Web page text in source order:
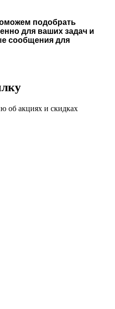
подобрать
для ваших задач и
сообщения для
об акциях и скидках